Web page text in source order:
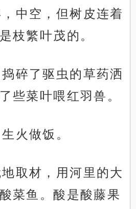
中空，但树皮连着
枝繁叶茂的。
碎了驱虫的草药洒
些菜叶喂红羽兽。
火做饭。
取材，用河里的大
菜鱼。酸是酸藤果